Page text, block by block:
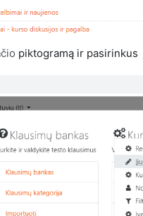
piktogramą ir pasirinkus